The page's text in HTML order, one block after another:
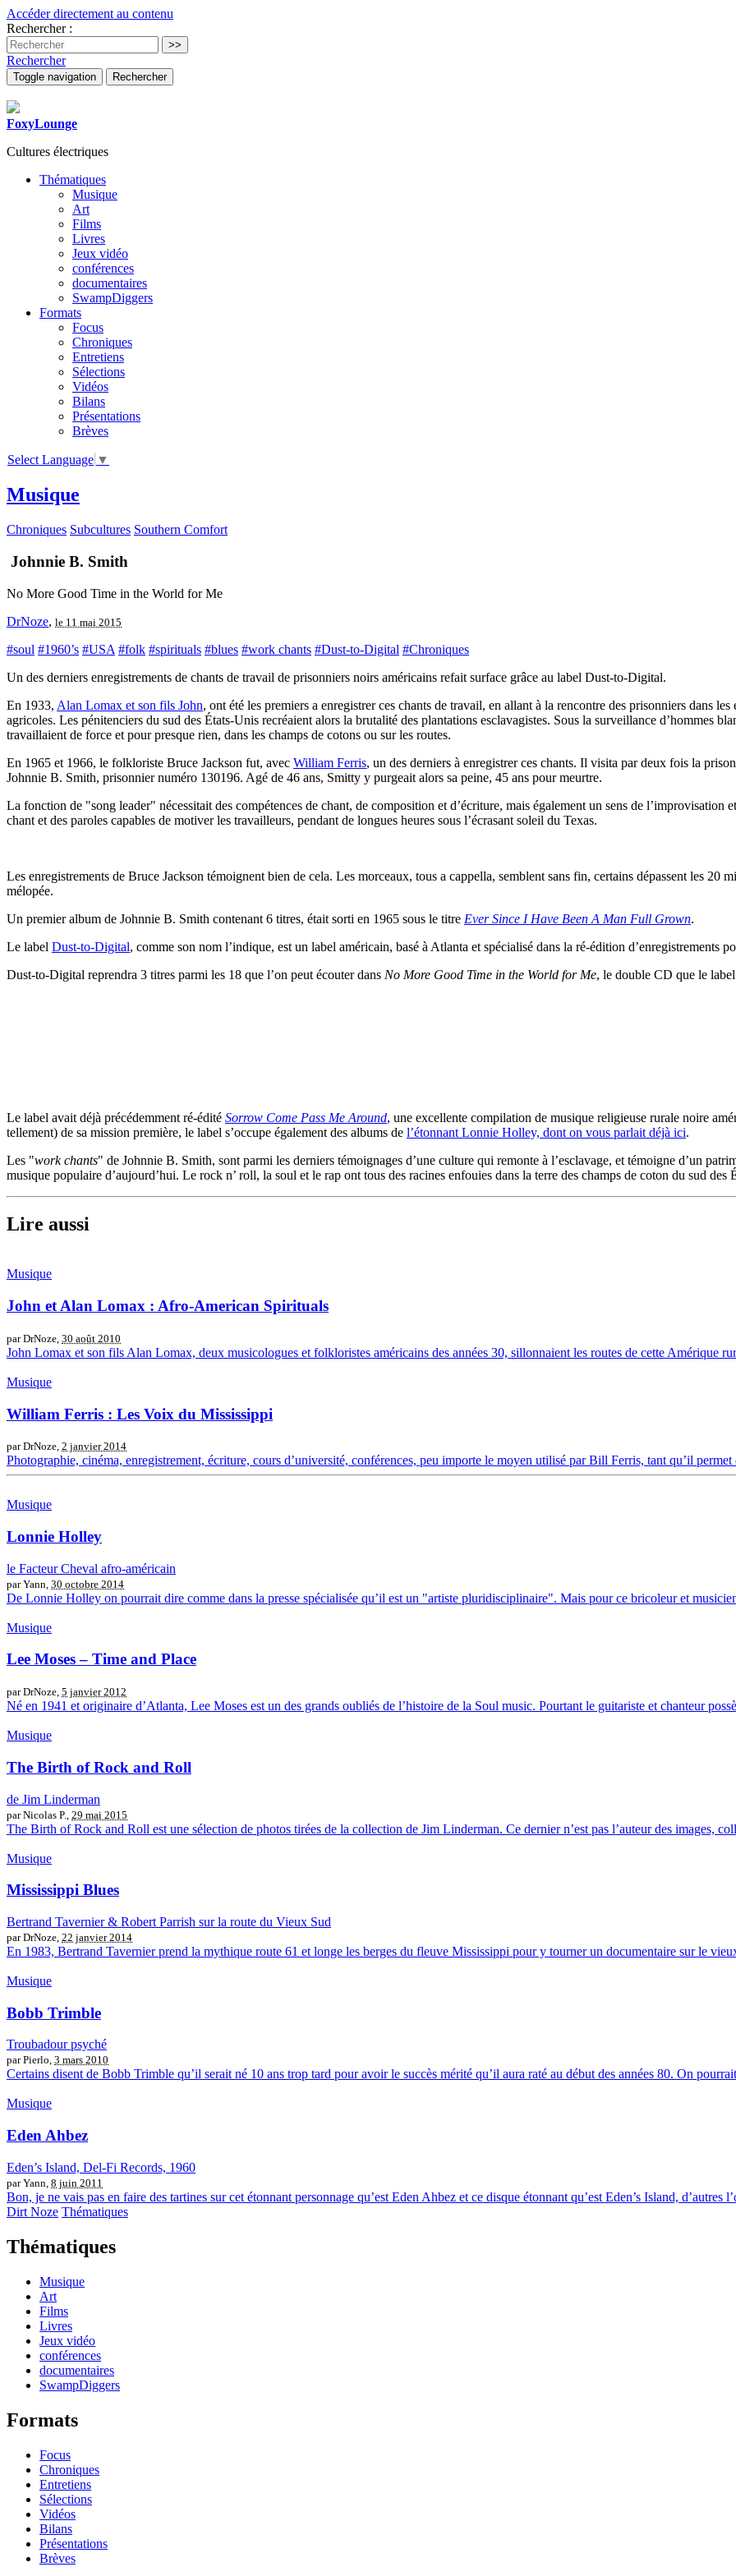
Accéder directement au contenu
Rechercher :
Rechercher
Toggle navigation Rechercher
FoxyLounge
Cultures électriques
Thématiques
Musique
Art
Films
Livres
Jeux vidéo
conférences
documentaires
SwampDiggers
Formats
Focus
Chroniques
Entretiens
Sélections
Vidéos
Bilans
Présentations
Brèves
Select Language ▼
Musique
Chroniques Subcultures Southern Comfort
Johnnie B. Smith
No More Good Time in the World for Me
DrNoze, le 11 mai 2015
#soul #1960’s #USA #folk #spirituals #blues #work chants #Dust-to-Digital #Chroniques
Un des derniers enregistrements de chants de travail de prisonniers noirs américains refait surface grâce au label Dust-to-Digital.
En 1933, Alan Lomax et son fils John, ont été les premiers a enregistrer ces chants de travail, en allant à la rencontre des prisonniers dans
agricoles. Les pénitenciers du sud des États-Unis recréaient alors la brutalité des plantations esclavagistes. Sous la surveillance d’hommes
travaillaient de force et pour presque rien, dans les champs de cotons ou sur les routes.
En 1965 et 1966, le folkloriste Bruce Jackson fut, avec William Ferris, un des derniers à enregistrer ces chants. Il visita par deux fois la
Johnnie B. Smith, prisonnier numéro 130196. Agé de 46 ans, Smitty y purgeait alors sa peine, 45 ans pour meurtre.
La fonction de "song leader" nécessitait des compétences de chant, de composition et d’écriture, mais également un sens de
chant et des paroles capables de motiver les travailleurs, pendant de longues heures sous l’écrasant soleil du Texas.
Les enregistrements de Bruce Jackson témoignent bien de cela. Les morceaux, tous a cappella, semblent sans fin, certains dépassent les 20
mélopée.
Un premier album de Johnnie B. Smith contenant 6 titres, était sorti en 1965 sous le titre Ever Since I Have Been A Man Full Grown.
Le label Dust-to-Digital, comme son nom l’indique, est un label américain, basé à Atlanta et spécialisé dans la ré-édition d’enregistrements
Dust-to-Digital reprendra 3 titres parmi les 18 que l’on peut écouter dans No More Good Time in the World for Me, le double CD que le
Le label avait déjà précédemment ré-édité Sorrow Come Pass Me Around, une excellente compilation de musique religieuse rurale noire
tellement) de sa mission première, le label s’occupe également des albums de l’étonnant Lonnie Holley, dont on vous parlait déjà ici.
Les "work chants" de Johnnie B. Smith, sont parmi les derniers témoignages d’une culture qui remonte à l’esclavage, et témoigne d’un
musique populaire d’aujourd’hui. Le rock n’ roll, la soul et le rap ont tous des racines enfouies dans la terre des champs de coton du sud des
Lire aussi
Musique
John et Alan Lomax : Afro-American Spirituals
par DrNoze, 30 août 2010
John Lomax et son fils Alan Lomax, deux musicologues et folkloristes américains des années 30, sillonnaient les routes de cette Amérique
Musique
William Ferris : Les Voix du Mississippi
par DrNoze, 2 janvier 2014
Photographie, cinéma, enregistrement, écriture, cours d’université, conférences, peu importe le moyen utilisé par Bill Ferris, tant qu’il permet
Musique
Lonnie Holley
le Facteur Cheval afro-américain
par Yann, 30 octobre 2014
De Lonnie Holley on pourrait dire comme dans la presse spécialisée qu’il est un "artiste pluridisciplinaire". Mais pour ce bricoleur et
Musique
Lee Moses – Time and Place
par DrNoze, 5 janvier 2012
Né en 1941 et originaire d’Atlanta, Lee Moses est un des grands oubliés de l’histoire de la Soul music. Pourtant le guitariste et chanteur
Musique
The Birth of Rock and Roll
de Jim Linderman
par Nicolas P., 29 mai 2015
The Birth of Rock and Roll est une sélection de photos tirées de la collection de Jim Linderman. Ce dernier n’est pas l’auteur des images,
Musique
Mississippi Blues
Bertrand Tavernier & Robert Parrish sur la route du Vieux Sud
par DrNoze, 22 janvier 2014
En 1983, Bertrand Tavernier prend la mythique route 61 et longe les berges du fleuve Mississippi pour y tourner un documentaire sur le
Musique
Bobb Trimble
Troubadour psyché
par Pierlo, 3 mars 2010
Certains disent de Bobb Trimble qu’il serait né 10 ans trop tard pour avoir le succès mérité qu’il aura raté au début des années 80. On
Musique
Eden Ahbez
Eden’s Island, Del-Fi Records, 1960
par Yann, 8 juin 2011
Bon, je ne vais pas en faire des tartines sur cet étonnant personnage qu’est Eden Ahbez et ce disque étonnant qu’est Eden’s Island, d’autres
Dirt Noze Thématiques
Thématiques
Musique
Art
Films
Livres
Jeux vidéo
conférences
documentaires
SwampDiggers
Formats
Focus
Chroniques
Entretiens
Sélections
Vidéos
Bilans
Présentations
Brèves